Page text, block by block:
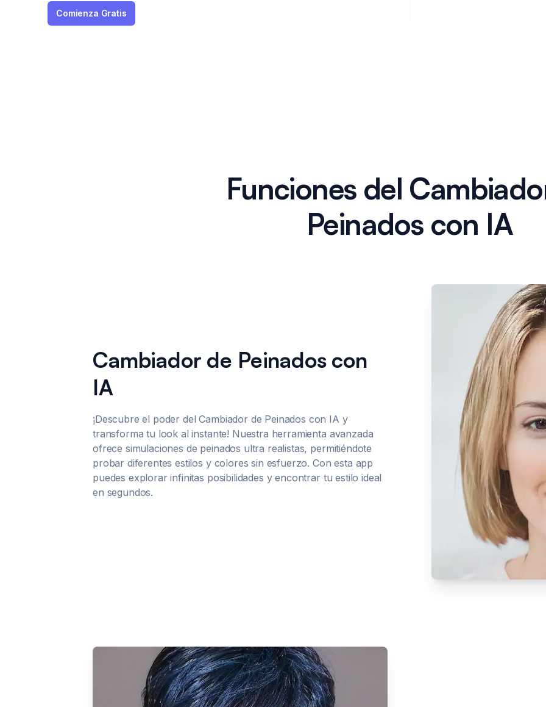
Comienza Gratis
Funciones del
Peinados con IA
Cambiador de Peinados con
IA
¡Descubre el poder del Cambiador de Peinados con IA y
transforma tu look al instante! Nuestra herramienta avanzada
ofrece simulaciones de peinados ultra realistas, permitiéndote
probar diferentes estilos y colores sin esfuerzo. Con esta app
puedes explorar infinitas posibilidades y encontrar tu estilo ideal
en segundos.